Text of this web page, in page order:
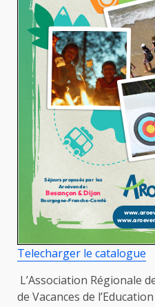
Telecharger le catalogue
L’Association Régionale
de Vacances de